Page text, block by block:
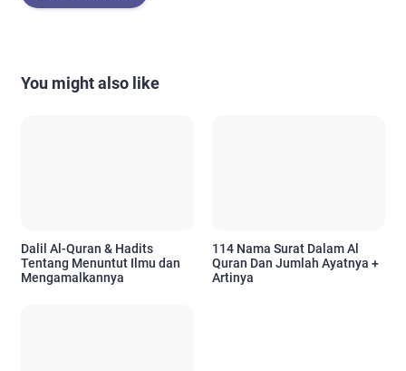
You might also like
Dalil Al-Quran & Hadits
Tentang Menuntut Ilmu dan
Mengamalkannya
114 Nama Surat Dalam Al
Quran Dan Jumlah Ayatnya +
Artinya